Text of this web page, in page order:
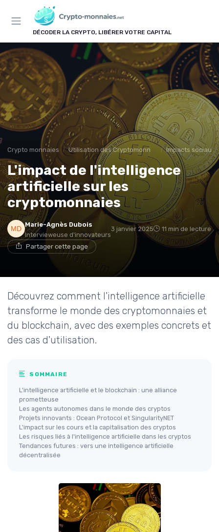
DÉCODER LA CRYPTO, LIBÉRER VOTRE CAPITAL
Crypto monnaies Utilisation des Cryptomonnaies Impacts sociaux
L'impact de l'intelligence
artificielle sur les
cryptomonnaies
Marie-Agnès Dubois
Intervieweuse d'innovateurs
3 janvier 2025 11 min de lecture
Partager cette page
Découvrez comment l'intelligence artificielle
transforme le monde des cryptomonnaies et
du blockchain, avec des exemples concrets et
des cas d'utilisation.
SOMMAIRE
L'intelligence artificielle et le blockchain : une alliance
prometteuse
Les agents autonomes dans le monde des cryptos
Projets innovants : Ocean Protocol et SingularityNET
L'impact sur les cours et la capitalisation des cryptos
Les risques liés à l'intelligence artificielle dans les cryptos
Tendances futures : vers une intelligence artificielle
décentralisée
Panneau de gestion des cookies